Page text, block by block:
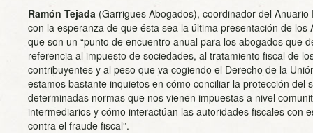
Ramón Tejada (Garrigues Abogados), coordinador del
con la esperanza de que ésta sea la última presentación de los
que son un “punto de encuentro anual para los abogados que
referencia al impuesto de sociedades, al tratamiento fiscal de
contribuyentes y al peso que va cogiendo el Derecho de la
estamos bastante inquietos en cómo conciliar la protección del
determinadas normas que nos vienen impuestas a nivel
intermediarios y cómo interactúan las autoridades fiscales con
contra el fraude fiscal”.